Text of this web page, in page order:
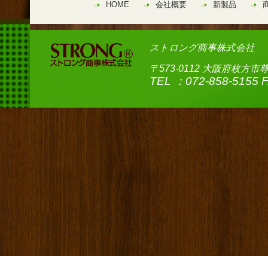
HOME 会社概要 新製品
ストロング商事株式会社
〒573-0112 大阪府枚方市
TEL ：072-858-5155